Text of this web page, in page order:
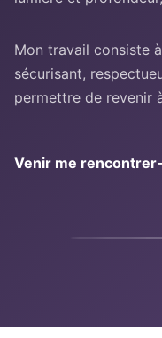
Mon travail consiste
sécurisant,
permettre de revenir
Venir me rencontrer